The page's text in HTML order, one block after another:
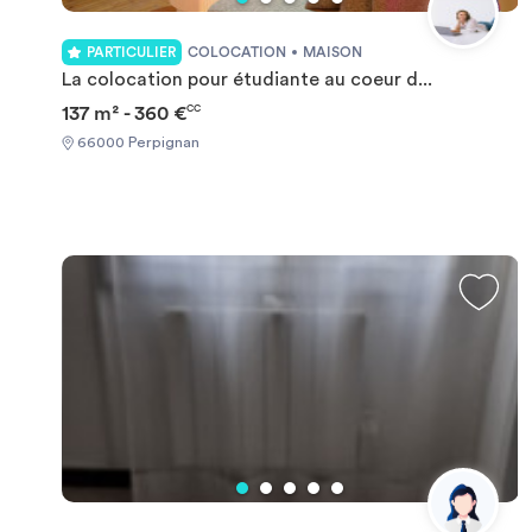
PARTICULIER COLOCATION MAISON
La colocation pour étudiante au coeur d...
137 m² - 360 €CC
66000 Perpignan